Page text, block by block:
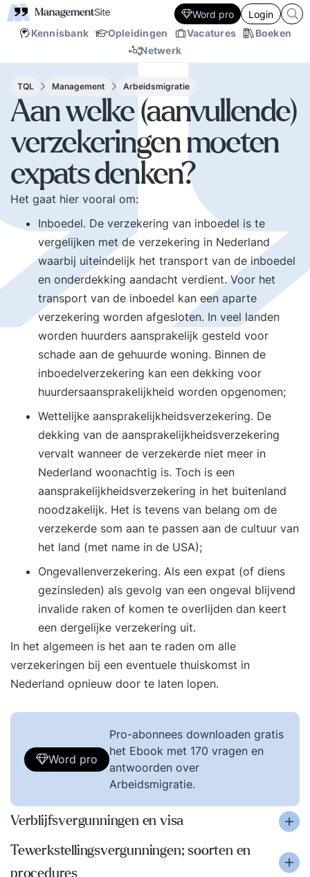
Kennisbank Opleidingen Vacatures
Boeken
Netwerk
Word pro Login
TQL Management Arbeidsmigratie
Aan welke (aanvullende)
verzekeringen moeten
expats denken?
Het gaat hier vooral om:
Inboedel. De verzekering van inboedel is te
vergelijken met de verzekering in Nederland
waarbij uiteindelijk het transport van de inboedel
en onderdekking aandacht verdient. Voor het
transport van de inboedel kan een aparte
verzekering worden afgesloten. In veel landen
worden huurders aansprakelijk gesteld voor
schade aan de gehuurde woning. Binnen de
inboedelverzekering kan een dekking voor
huurdersaansprakelijkheid worden opgenomen;
Wettelijke aansprakelijkheidsverzekering. De
dekking van de aansprakelijkheidsverzekering
vervalt wanneer de verzekerde niet meer in
Nederland woonachtig is. Toch is een
aansprakelijkheidsverzekering in het buitenland
noodzakelijk. Het is tevens van belang om de
verzekerde som aan te passen aan de cultuur van
het land (met name in de USA);
Ongevallenverzekering. Als een expat (of diens
gezinsleden) als gevolg van een ongeval blijvend
invalide raken of komen te overlijden dan keert
een dergelijke verzekering uit.
In het algemeen is het aan te raden om alle
verzekeringen bij een eventuele thuiskomst in
Nederland opnieuw door te laten lopen.
Word pro
Pro-abonnees downloaden gratis
het Ebook met 170 vragen en
antwoorden over
Arbeidsmigratie.
Verblijfsvergunningen en visa
Tewerkstellingsvergunningen; soorten en
procedures